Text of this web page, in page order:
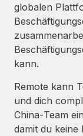
globalen
kann.
Remote kann
und dich
China‑Team
damit du keine